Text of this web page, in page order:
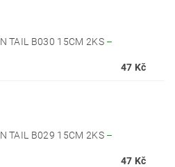
TAIL B030 15CM 2KS –
47 Kč
TAIL B029 15CM 2KS –
47 Kč